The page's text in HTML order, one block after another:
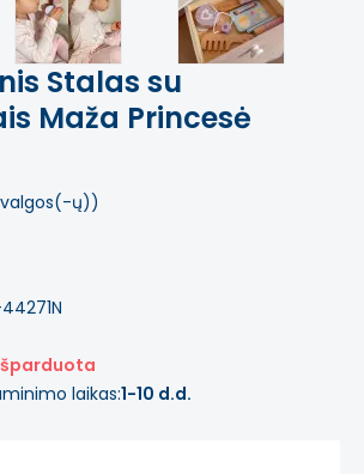
Stalas su
Maža Princesė
ų))
laikas:1-10 d.d.